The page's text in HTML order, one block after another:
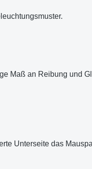
Maß an Reibung und
Unterseite das